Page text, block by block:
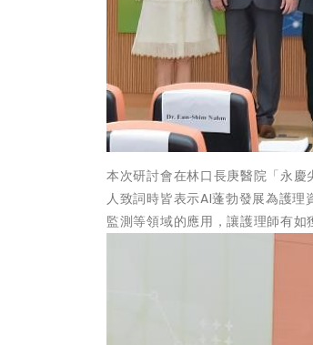
本次研討會在林口長庚醫院「永
人致詞時皆表示AI蓬勃發展為護
監測等領域的應用，讓護理師有如